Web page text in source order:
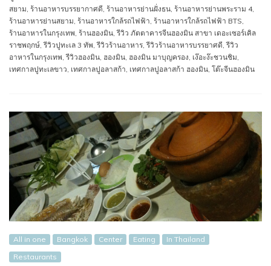
สยาม, ร้านอาหารบรรยากาศดี, ร้านอาหารย่านฝั่งธน, ร้านอาหารย่านพระราม 4,
ร้านอาหารย่านสยาม, ร้านอาหารใกล้รถไฟฟ้า, ร้านอาหารใกล้รถไฟฟ้า BTS,
ร้านอาหารในกรุงเทพ, ร้านฮองมิน,รีวิว ภัตตาคารจีนฮองมิน สาขา เดอะเซอร์เคิล
ราชพฤกษ์,รีวิวปูทะเล 3 ทัพ,รีวิวร้านอาหาร,รีวิวร้านอาหารบรรยาศดี,รีวิว
อาหารในกรุงเทพ,รีวิวฮองมิน, ฮองมิน, ฮองมิน มาบุญครอง, เง๊อะง๊ะชวนชิม,
เทศกาลปูทะเลขาว, เทศกาลปูอลาสก้า, เทศกาลปูอลาสก้า ฮองมิน, โต๊ะจีนฮองมิน
All in one Bangkok Center Eating
In Thailand
Restaurants